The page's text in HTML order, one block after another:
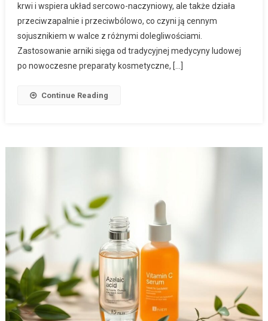
krwi i wspiera układ sercowo-naczyniowy, ale także działa
przeciwzapalnie i przeciwbólowo, co czyni ją cennym
sojusznikiem w walce z różnymi dolegliwościami.
Zastosowanie arniki sięga od tradycyjnej medycyny ludowej
po nowoczesne preparaty kosmetyczne, […]
Continue Reading